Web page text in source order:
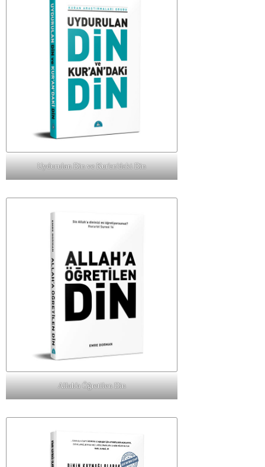
Uydurulan Din ve Kur'an'daki Din
Allah'a Öğretilen Din